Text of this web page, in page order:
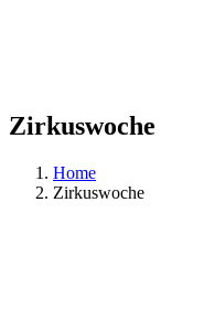
Zirkuswoche
Home
Zirkuswoche